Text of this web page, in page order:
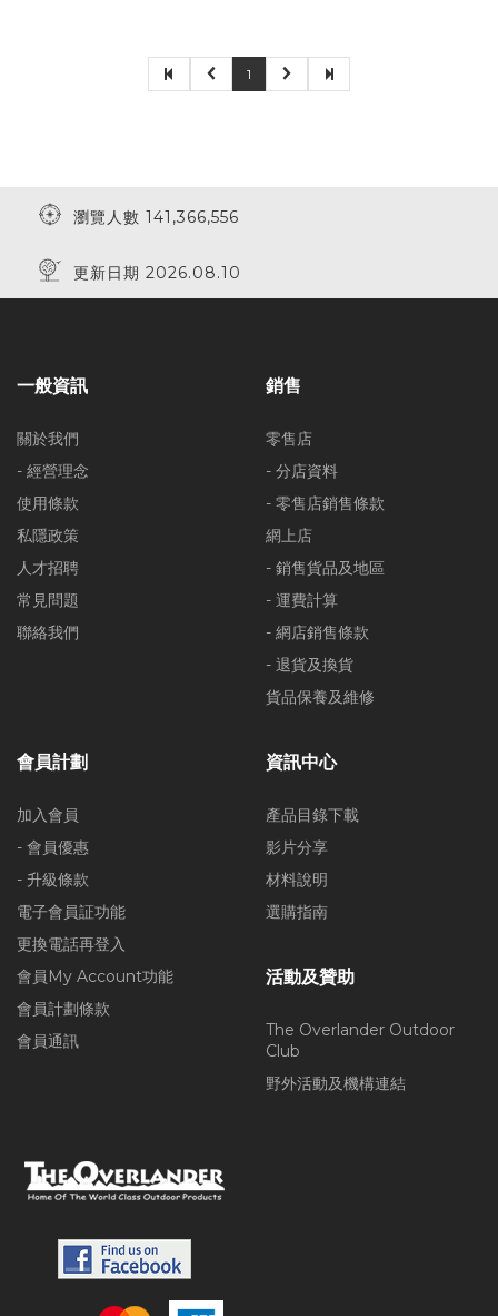
1
瀏覽人數 141,366,556
更新日期 2026.08.10
一般資訊
關於我們
- 經營理念
使用條款
私隱政策
人才招聘
常見問題
聯絡我們
銷售
零售店
- 分店資料
- 零售店銷售條款
網上店
- 銷售貨品及地區
- 運費計算
- 網店銷售條款
- 退貨及換貨
貨品保養及維修
會員計劃
加入會員
- 會員優惠
- 升級條款
電子會員証功能
更換電話再登入
會員My Account功能
會員計劃條款
會員通訊
資訊中心
產品目錄下載
影片分享
材料說明
選購指南
活動及贊助
The Overlander Outdoor
Club
野外活動及機構連結